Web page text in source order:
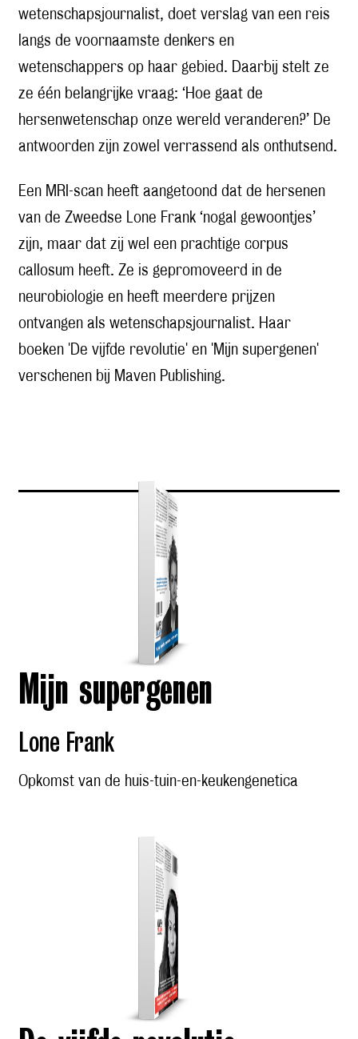
wetenschapsjournalist, doet verslag van een reis
langs de voornaamste denkers en
wetenschappers op haar gebied. Daarbij stelt ze
ze één belangrijke vraag: ‘Hoe gaat de
hersenwetenschap onze wereld veranderen?’ De
antwoorden zijn zowel verrassend als onthutsend.
Een MRI-scan heeft aangetoond dat de hersenen
van de Zweedse Lone Frank ‘nogal gewoontjes’
zijn, maar dat zij wel een prachtige corpus
callosum heeft. Ze is gepromoveerd in de
neurobiologie en heeft meerdere prijzen
ontvangen als wetenschapsjournalist. Haar
boeken 'De vijfde revolutie' en 'Mijn supergenen'
verschenen bij Maven Publishing.
Mijn supergenen
Lone Frank
Opkomst van de huis-tuin-en-keukengenetica